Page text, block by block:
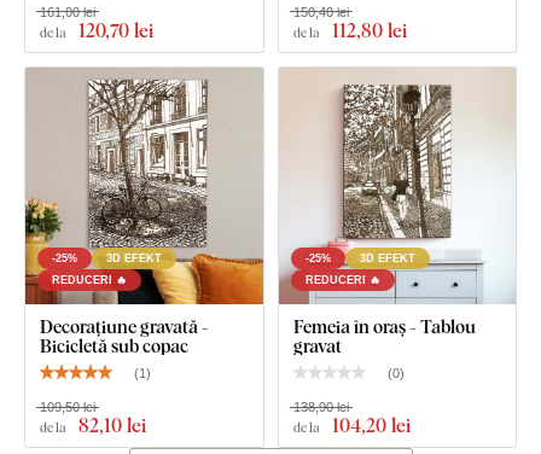
de la 120,70 lei
161,00 lei
de la 112,80 lei
150,40 lei
-25%
3D EFEKT
REDUCERI 🔥
Decorațiune gravată -
Bicicletă sub copac
(1)
de la 82,10 lei
109,50 lei
-25%
3D EFEKT
REDUCERI 🔥
Femeia în oraș - Tablou
gravat
(0)
de la 104,20 lei
138,90 lei